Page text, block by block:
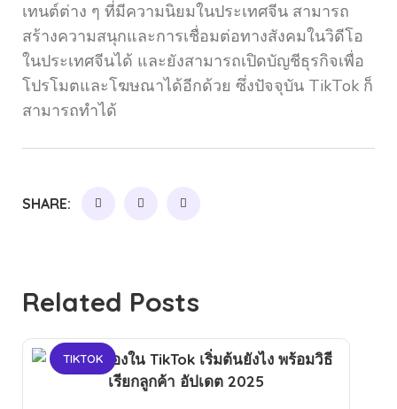
เทนต์ต่าง ๆ ที่มีความนิยมในประเทศจีน สามารถ
สร้างความสนุกและการเชื่อมต่อทางสังคมในวิดีโอ
ในประเทศจีนได้ และยังสามารถเปิดบัญชีธุรกิจเพื่อ
โปรโมตและโฆษณาได้อีกด้วย ซึ่งปัจจุบัน TikTok ก็
สามารถทำได้
SHARE:
Related Posts
TIKTOK